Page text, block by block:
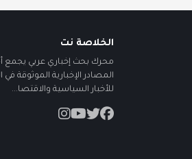
الخلاصة نت
محرك بحث إخباري عربي يجمع
المصادر الإخبارية الموثوقة
للأخبار السياسية والاقتصا...